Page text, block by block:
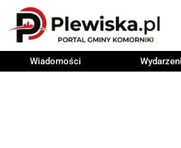
Wiadomości